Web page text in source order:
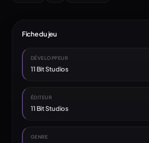
Fiche du jeu
DÉVELOPPEUR
11 Bit Studios
ÉDITEUR
11 Bit Studios
GENRE